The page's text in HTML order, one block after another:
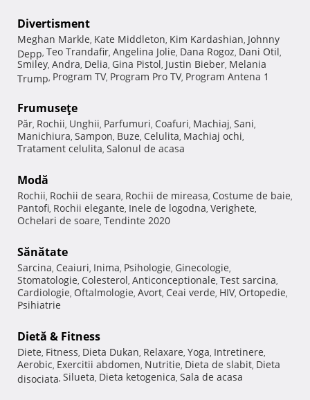
Divertisment
Meghan Markle, Kate Middleton, Kim Kardashian, Johnny
Depp, Teo Trandafir, Angelina Jolie, Dana Rogoz, Dani Otil,
Smiley, Andra, Delia, Gina Pistol, Justin Bieber, Melania
Trump, Program TV, Program Pro TV, Program Antena 1
Frumuseţe
Păr, Rochii, Unghii, Parfumuri, Coafuri, Machiaj, Sani,
Manichiura, Sampon, Buze, Celulita, Machiaj ochi,
Tratament celulita, Salonul de acasa
Modă
Rochii, Rochii de seara, Rochii de mireasa, Costume de baie,
Pantofi, Rochii elegante, Inele de logodna, Verighete,
Ochelari de soare, Tendinte 2020
Sănătate
Sarcina, Ceaiuri, Inima, Psihologie, Ginecologie,
Stomatologie, Colesterol, Anticonceptionale, Test sarcina,
Cardiologie, Oftalmologie, Avort, Ceai verde, HIV, Ortopedie,
Psihiatrie
Dietă & Fitness
Diete, Fitness, Dieta Dukan, Relaxare, Yoga, Intretinere,
Aerobic, Exercitii abdomen, Nutritie, Dieta de slabit, Dieta
disociata, Silueta, Dieta ketogenica, Sala de acasa